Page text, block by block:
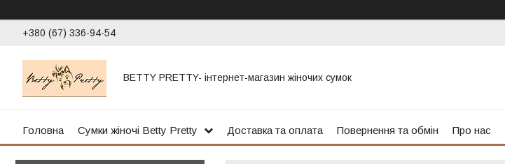
+380 (67) 336-94-54
BETTY PRETTY- інтернет-магазин жіночих сумок
Головна Сумки жіночі Betty Pretty Доставка та оплата Повернення та обмін Про нас